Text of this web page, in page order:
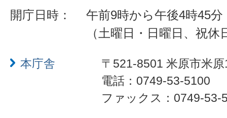
開庁日時：
午前9時から午後4時45分
（土曜日・日曜日、祝
本庁舎
〒521-8501 米原市米
電話：0749-53-5100
ファックス：0749-53-